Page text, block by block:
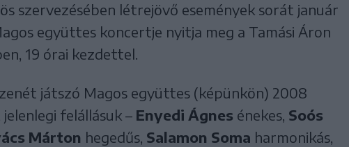
szervezésében létrejövő események sorát január
együttes koncertje nyitja meg a Tamási Áron
19 órai kezdettel.
játszó Magos együttes (képünkön) 2008
felállásuk – Enyedi Ágnes énekes, Soós
Márton hegedűs, Salamon Soma harmonikás,